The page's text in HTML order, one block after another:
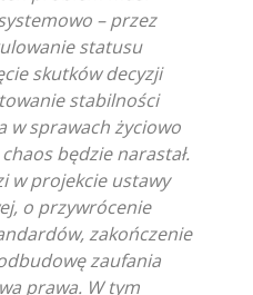
– przez
statusu
skutków decyzji
stabilności
w sprawach życiowo
będzie narastał.
w projekcie ustawy
o przywrócenie
zakończenie
zaufania
prawa. W tym